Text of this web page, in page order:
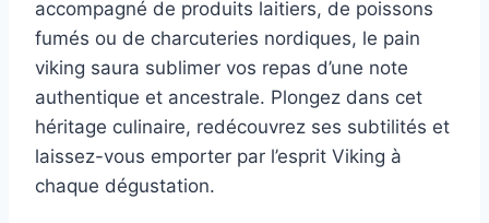
accompagné de produits laitiers, de poissons
fumés ou de charcuteries nordiques, le pain
viking saura sublimer vos repas d’une note
authentique et ancestrale. Plongez dans cet
héritage culinaire, redécouvrez ses subtilités et
laissez-vous emporter par l’esprit Viking à
chaque dégustation.